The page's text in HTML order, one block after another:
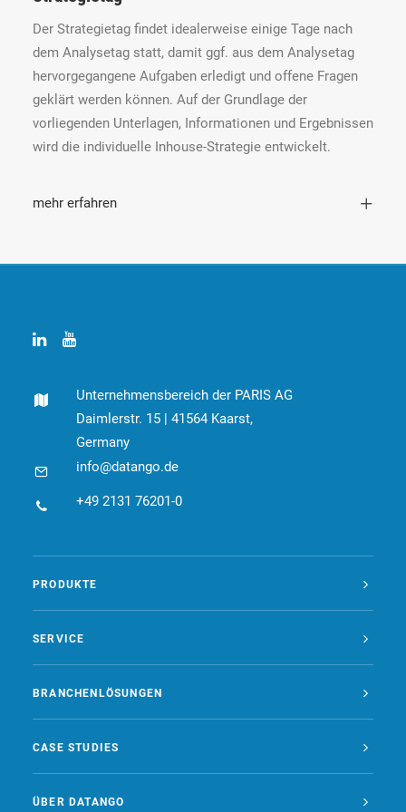
Der Strategietag findet idealerweise einige Tage nach
dem Analysetag statt, damit ggf. aus dem Analysetag
hervorgegangene Aufgaben erledigt und offene Fragen
geklärt werden können. Auf der Grundlage der
vorliegenden Unterlagen, Informationen und Ergebnissen
wird die individuelle Inhouse-Strategie entwickelt.
mehr erfahren
Unternehmensbereich der PARIS AG
Daimlerstr. 15 | 41564 Kaarst,
Germany
info@datango.de
+49 2131 76201-0
PRODUKTE
SERVICE
BRANCHENLÖSUNGEN
CASE STUDIES
ÜBER DATANGO